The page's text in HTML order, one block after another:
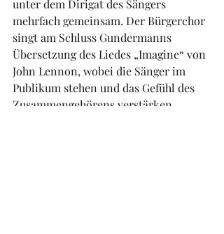
unter dem Dirigat des Sängers
mehrfach gemeinsam. Der Bürgerchor
singt am Schluss Gundermanns
Übersetzung des Liedes „Imagine“ von
John Lennon, wobei die Sänger im
Publikum stehen und das Gefühl des
Zusammengehörens verstärken.